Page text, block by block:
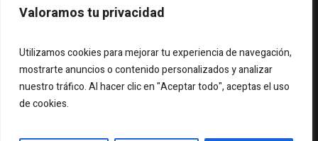
Valoramos tu privacidad
Utilizamos cookies para mejorar tu experiencia de navegación,
mostrarte anuncios o contenido personalizados y analizar
nuestro tráfico. Al hacer clic en "Aceptar todo", aceptas el uso
de cookies.